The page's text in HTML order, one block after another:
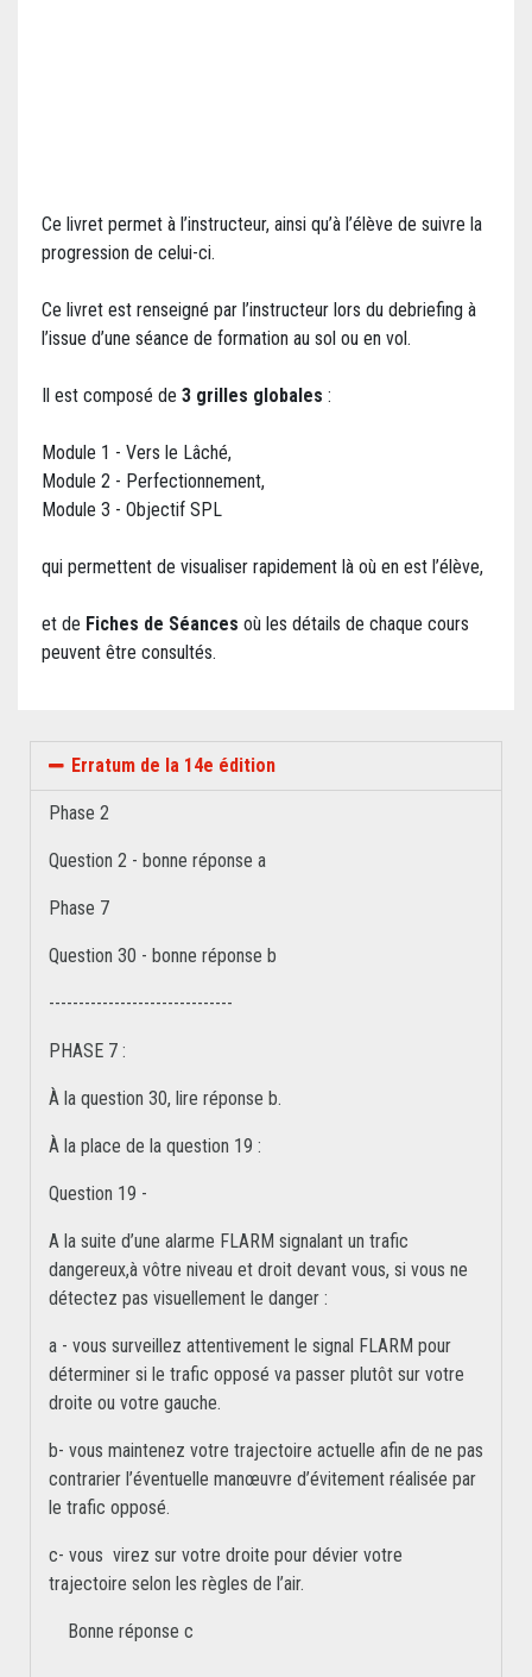
Ce livret permet à l’instructeur, ainsi qu’à l’élève de suivre la
progression de celui-ci.
Ce livret est renseigné par l’instructeur lors du debriefing à
l’issue d’une séance de formation au sol ou en vol.
Il est composé de 3 grilles globales :
Module 1 - Vers le Lâché,
Module 2 - Perfectionnement,
Module 3 - Objectif SPL
qui permettent de visualiser rapidement là où en est l’élève,
et de Fiches de Séances où les détails de chaque cours
peuvent être consultés.
Erratum de la 14e édition
Phase 2
Question 2 - bonne réponse a
Phase 7
Question 30 - bonne réponse b
-------------------------------
PHASE 7 :
À la question 30, lire réponse b.
À la place de la question 19 :
Question 19 -
A la suite d’une alarme FLARM signalant un trafic
dangereux,à vôtre niveau et droit devant vous, si vous ne
détectez pas visuellement le danger :
a - vous surveillez attentivement le signal FLARM pour
déterminer si le trafic opposé va passer plutôt sur votre
droite ou votre gauche.
b- vous maintenez votre trajectoire actuelle afin de ne pas
contrarier l’éventuelle manœuvre d’évitement réalisée par
le trafic opposé.
c- vous virez sur votre droite pour dévier votre
trajectoire selon les règles de l’air.
Bonne réponse c